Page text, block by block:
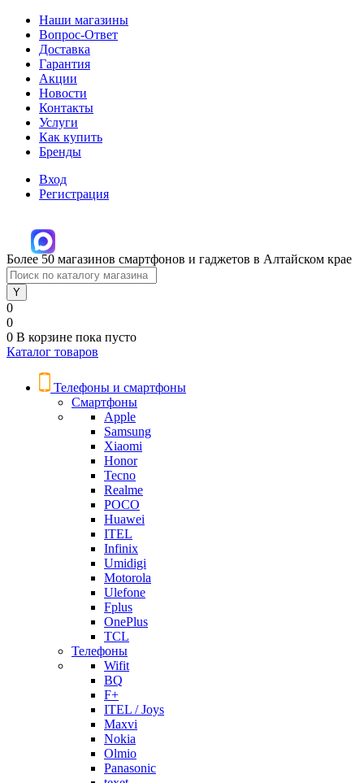
Наши магазины
Вопрос-Ответ
Доставка
Гарантия
Акции
Новости
Контакты
Услуги
Как купить
Бренды
Вход
Регистрация
Более 50 магазинов смартфонов и гаджетов в Алтайском крае
0
0
0 В корзине пока пусто
Каталог товаров
Телефоны и смартфоны
Смартфоны
Apple
Samsung
Xiaomi
Honor
Tecno
Realme
POCO
Huawei
ITEL
Infinix
Umidigi
Motorola
Ulefone
Fplus
OnePlus
TCL
Телефоны
Wifit
BQ
F+
ITEL / Joys
Maxvi
Nokia
Olmio
Panasonic